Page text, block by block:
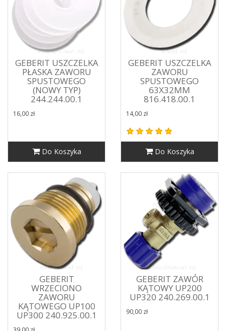
GEBERIT USZCZELKA
PŁASKA ZAWORU
SPUSTOWEGO
(NOWY TYP)
244.244.00.1
16,00 zł
Do Koszyka
GEBERIT USZCZELKA
ZAWORU
SPUSTOWEGO
63X32MM
816.418.00.1
14,00 zł
Do Koszyka
GEBERIT
WRZECIONO
ZAWORU
KĄTOWEGO UP100
UP300 240.925.00.1
GEBERIT ZAWÓR
KĄTOWY UP200
UP320 240.269.00.1
90,00 zł